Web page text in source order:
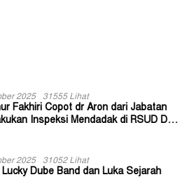
2025 31555 Lihat
Fakhiri Copot dr Aron dari Jabatan
Inspeksi Mendadak di RSUD Dok
2025 31052 Lihat
Dube Band dan Luka Sejarah